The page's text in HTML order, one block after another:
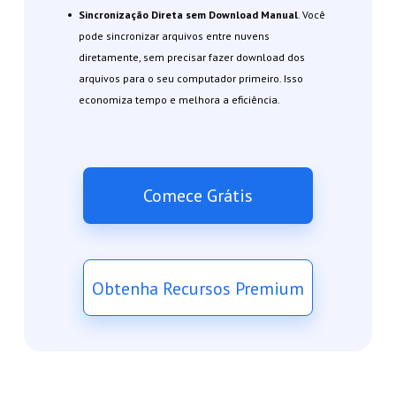
Sincronização Direta sem Download Manual. Você
pode sincronizar arquivos entre nuvens
diretamente, sem precisar fazer download dos
arquivos para o seu computador primeiro. Isso
economiza tempo e melhora a eficiência.
Comece Grátis
Obtenha Recursos Premium